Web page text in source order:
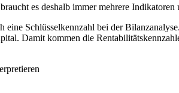
es deshalb immer mehrere
Schlüsselkennzahl bei der
Damit kommen die